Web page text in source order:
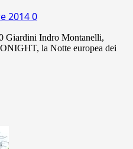
20140
Giardini Indro Montanelli,
la Notte europea dei